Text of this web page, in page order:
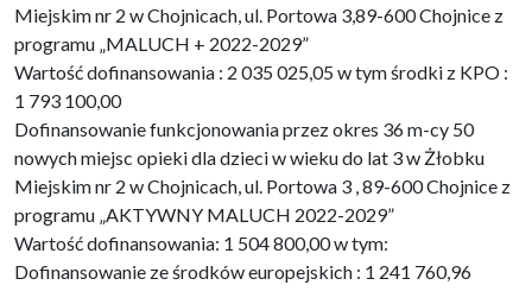
Miejskim nr 2 w Chojnicach, ul. Portowa 3,89-600 Chojnice z
programu „MALUCH + 2022-2029”
Wartość dofinansowania : 2 035 025,05 w tym środki z KPO :
1 793 100,00
Dofinansowanie funkcjonowania przez okres 36 m-cy 50
nowych miejsc opieki dla dzieci w wieku do lat 3 w Żłobku
Miejskim nr 2 w Chojnicach, ul. Portowa 3 , 89-600 Chojnice z
programu „AKTYWNY MALUCH 2022-2029”
Wartość dofinansowania: 1 504 800,00 w tym:
Dofinansowanie ze środków europejskich : 1 241 760,96